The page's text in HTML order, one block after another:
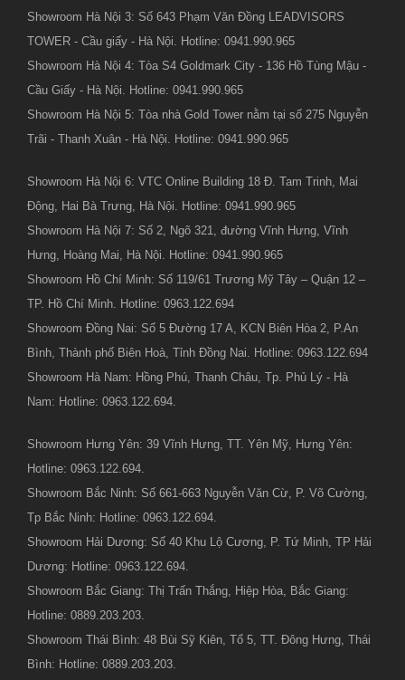
Showroom Hà Nội 3: Số 643 Phạm Văn Đồng LEADVISORS
TOWER - Cầu giấy - Hà Nội. Hotline: 0941.990.965
Showroom Hà Nội 4: Tòa S4 Goldmark City - 136 Hồ Tùng Mậu -
Cầu Giấy - Hà Nội. Hotline: 0941.990.965
Showroom Hà Nội 5: Tòa nhà Gold Tower nằm tại số 275 Nguyễn
Trãi - Thanh Xuân - Hà Nội. Hotline: 0941.990.965
Showroom Hà Nội 6: VTC Online Building 18 Đ. Tam Trinh, Mai
Động, Hai Bà Trưng, Hà Nội. Hotline: 0941.990.965
Showroom Hà Nội 7: Số 2, Ngõ 321, đường Vĩnh Hưng, Vĩnh
Hưng, Hoàng Mai, Hà Nội. Hotline: 0941.990.965
Showroom Hồ Chí Minh: Số 119/61 Trương Mỹ Tây – Quận 12 –
TP. Hồ Chí Minh. Hotline: 0963.122.694
Showroom Đồng Nai: Số 5 Đường 17 A, KCN Biên Hòa 2, P.An
Bình, Thành phố Biên Hoà, Tỉnh Đồng Nai. Hotline: 0963.122.694
Showroom Hà Nam: Hồng Phú, Thanh Châu, Tp. Phủ Lý - Hà
Nam: Hotline: 0963.122.694.
Showroom Hưng Yên: 39 Vĩnh Hưng, TT. Yên Mỹ, Hưng Yên:
Hotline: 0963.122.694.
Showroom Bắc Ninh: Số 661-663 Nguyễn Văn Cừ, P. Võ Cường,
Tp Bắc Ninh: Hotline: 0963.122.694.
Showroom Hải Dương: Số 40 Khu Lộ Cương, P. Tứ Minh, TP Hải
Dương: Hotline: 0963.122.694.
Showroom Bắc Giang: Thị Trấn Thắng, Hiệp Hòa, Bắc Giang:
Hotline: 0889.203.203.
Showroom Thái Bình: 48 Bùi Sỹ Kiên, Tổ 5, TT. Đông Hưng, Thái
Bình: Hotline: 0889.203.203.